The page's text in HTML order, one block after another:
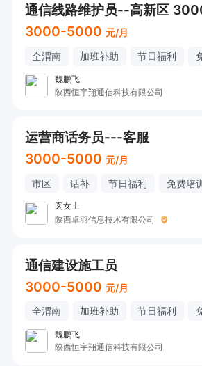
3000-5000 元/月
全渭南 加班补助 节日福利
魏鹏飞
陕西恒宇翔通信科技有限公司
运营商话务员---客服
3000-5000 元/月
市区 话补 节日福利 免费培
闵女士
陕西卓羽信息技术有限公司
通信建设施工员
3000-5000 元/月
全渭南 加班补助 节日福利
魏鹏飞
陕西恒宇翔通信科技有限公司